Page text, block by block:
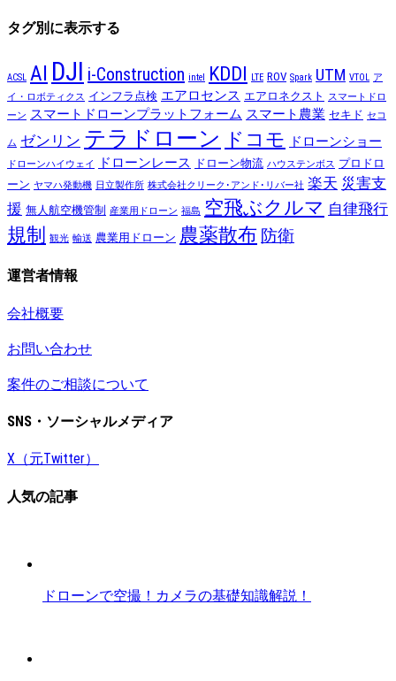
タグ別に表示する
ACSL AI DJI i-Construction intel KDDI LTE ROV Spark UTM VTOL ア
イ・ロボティクス インフラ点検 エアロセンス エアロネクスト
スマートドロ
ーン スマートドローンプラットフォーム スマート農業 セキド セコ
ム ゼンリン テラドローン ドコモ ドローンショー
ドローンハイウェイ ドローンレース ドローン物流 ハウステンボス プロドロ
ーン ヤマハ発動機 日立製作所 株式会社クリーク･アンド･リバー社 楽天 災害支
援 無人航空機管制 産業用ドローン 福島 空飛ぶクルマ 自律飛行
規制 観光 輸送 農業用ドローン 農薬散布 防衛
運営者情報
会社概要
お問い合わせ
案件のご相談について
SNS・ソーシャルメディア
X（元Twitter）
人気の記事
ドローンで空撮！カメラの基礎知識解説！